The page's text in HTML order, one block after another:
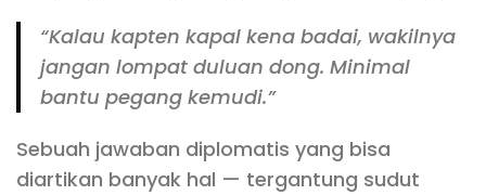
“Kalau kapten kapal kena badai, wakilnya
jangan lompat duluan dong. Minimal
bantu pegang kemudi.”
Sebuah jawaban diplomatis yang bisa
diartikan banyak hal — tergantung sudut